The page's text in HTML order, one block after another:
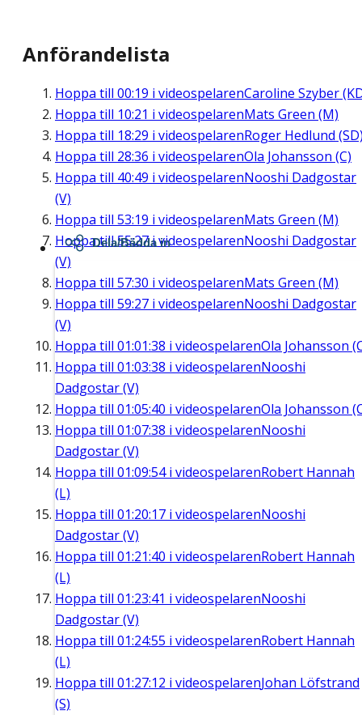
Anförandelista
Hoppa till 00:19 i videospelarenCaroline Szyber
Hoppa till 10:21 i videospelarenMats Green (M)
Hoppa till 18:29 i videospelarenRoger Hedlund
Hoppa till 28:36 i videospelarenOla Johansson (C)
Hoppa till 40:49 i videospelarenNooshi Dadgostar
(V)
Hoppa till 53:19 i videospelarenMats Green (M)
Hoppa till55:27i videospelarenNooshi Dadgostar
(V)
Hoppa till 57:30 i videospelarenMats Green (M)
Hoppa till 59:27 i videospelarenNooshi Dadgostar
(V)
Hoppa till 01:01:38 i videospelarenOla Johansson
Hoppa till 01:03:38 i videospelarenNooshi
Dadgostar (V)
Hoppa till 01:05:40 i videospelarenOla Johansson
Hoppa till 01:07:38 i videospelarenNooshi
Dadgostar (V)
Hoppa till 01:09:54i videospelarenRobert Hannah
(L)
Hoppa till 01:20:17 i videospelarenNooshi
Dadgostar (V)
Hoppa till 01:21:40 i videospelarenRobert Hannah
(L)
Hoppa till 01:23:41 i videospelarenNooshi
Dadgostar (V)
Hoppa till 01:24:55 i videospelarenRobert Hannah
(L)
Hoppa till 01:27:12 i videospelarenJohan Löfstrand
(S)
Dela/Bädda in